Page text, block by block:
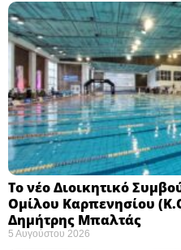
Το νέο Διοικητικό
Ομίλου Καρπενησίου
Δημήτρης Μπαλτάς
5 Αυγούστου 2026